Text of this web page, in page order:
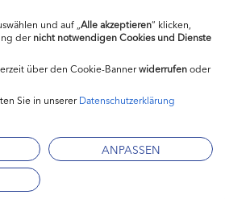
Impressum
Mediadaten
und auf „ Alle akzeptieren“ klicken,
dernicht notwendigen Cookies und Dienste
über den Cookie-Bannerwiderrufenoder
Sie in unsererDatenschutzerklärung
ANPASSEN